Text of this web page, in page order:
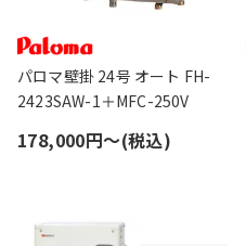
パロマ壁掛 24号 オート FH-
2423SAW-1＋MFC-250V
178,000円〜(税込)